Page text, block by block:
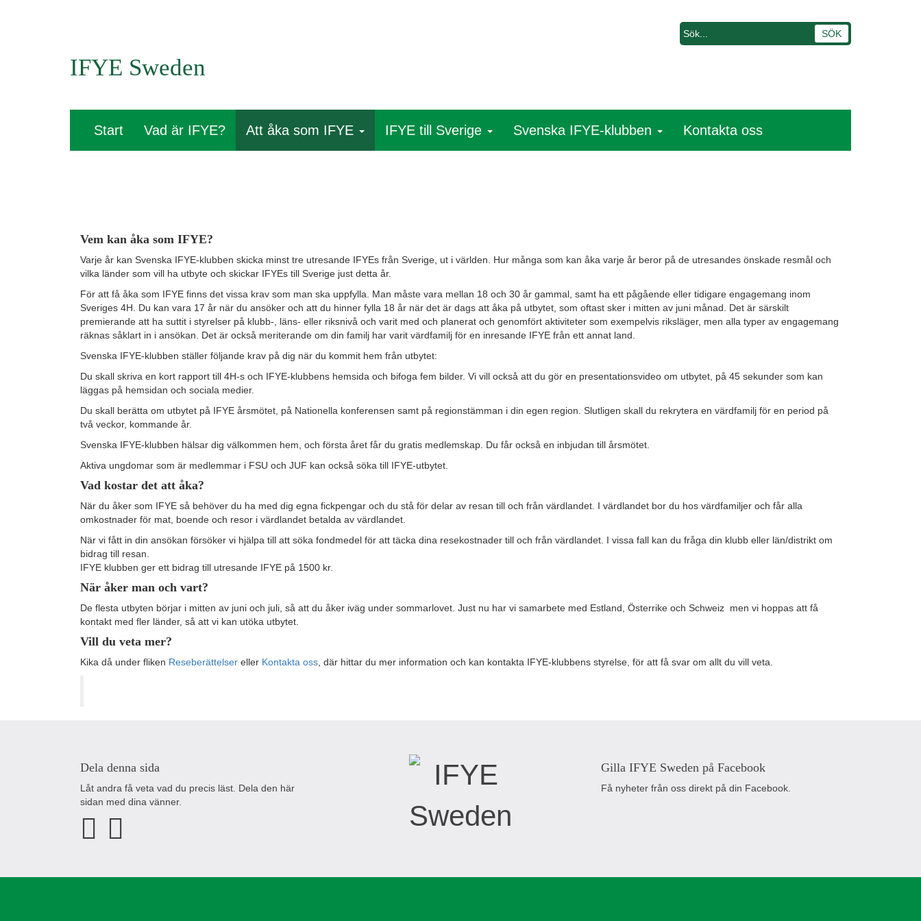
IFYE Sweden
Start Vad är IFYE? Att åka som IFYE IFYE till Sverige Svenska IFYE-klubben Kontakta oss
Vem kan åka som IFYE?
Varje år kan Svenska IFYE-klubben skicka minst tre utresande IFYEs från Sverige, ut i världen. Hur många som kan åka varje år beror på de utresandes önskade resmål och
vilka länder som vill ha utbyte och skickar IFYEs till Sverige just detta år.
För att få åka som IFYE finns det vissa krav som man ska uppfylla. Man måste vara mellan 18 och 30 år gammal, samt ha ett pågående eller tidigare engagemang inom
Sveriges 4H. Du kan vara 17 år när du ansöker och att du hinner fylla 18 år när det är dags att åka på utbytet, som oftast sker i mitten av juni månad. Det är särskilt
premierande att ha suttit i styrelser på klubb-, läns- eller riksnivå och varit med och planerat och genomfört aktiviteter som exempelvis riksläger, men alla typer av engagemang
räknas såklart in i ansökan. Det är också meriterande om din familj har varit värdfamilj för en inresande IFYE från ett annat land.
Svenska IFYE-klubben ställer följande krav på dig när du kommit hem från utbytet:
Du skall skriva en kort rapport till 4H-s och IFYE-klubbens hemsida och bifoga fem bilder. Vi vill också att du gör en presentationsvideo om utbytet, på 45 sekunder som kan
läggas på hemsidan och sociala medier.
Du skall berätta om utbytet på IFYE årsmötet, på Nationella konferensen samt på regionstämman i din egen region. Slutligen skall du rekrytera en värdfamilj för en period på
två veckor, kommande år.
Svenska IFYE-klubben hälsar dig välkommen hem, och första året får du gratis medlemskap. Du får också en inbjudan till årsmötet.
Aktiva ungdomar som är medlemmar i FSU och JUF kan också söka till IFYE-utbytet.
Vad kostar det att åka?
När du åker som IFYE så behöver du ha med dig egna fickpengar och du stå för delar av resan till och från värdlandet. I värdlandet bor du hos värdfamiljer och får alla
omkostnader för mat, boende och resor i värdlandet betalda av värdlandet.
När vi fått in din ansökan försöker vi hjälpa till att söka fondmedel för att täcka dina resekostnader till och från värdlandet. I vissa fall kan du fråga din klubb eller län/distrikt om
bidrag till resan.
IFYE klubben ger ett bidrag till utresande IFYE på 1500 kr.
När åker man och vart?
De flesta utbyten börjar i mitten av juni och juli, så att du åker iväg under sommarlovet. Just nu har vi samarbete med Estland, Österrike och Schweiz men vi hoppas att få
kontakt med fler länder, så att vi kan utöka utbytet.
Vill du veta mer?
Kika då under fliken Reseberättelser eller Kontakta oss , där hittar du mer information och kan kontakta IFYE-klubbens styrelse, för att få svar om allt du vill veta.
Dela denna sida
Låt andra få veta vad du precis läst. Dela den här
sidan med dina vänner.
Gilla IFYE Sweden på Facebook
Få nyheter från oss direkt på din Facebook.